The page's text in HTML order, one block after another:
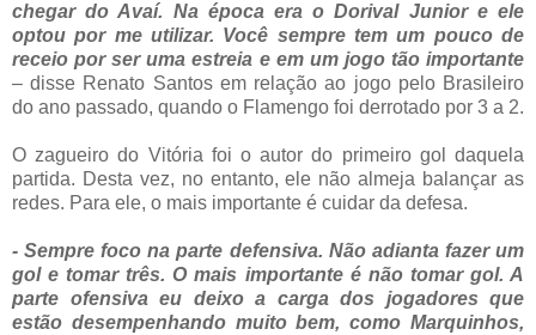
chegar do Avaí. Na época era o Dorival Junior e ele
optou por me utilizar. Você sempre tem um pouco de
receio por ser uma estreia e em um jogo tão importante
– disse Renato Santos em relação ao jogo pelo Brasileiro
do ano passado, quando o Flamengo foi derrotado por 3 a 2.
O zagueiro do Vitória foi o autor do primeiro gol daquela
partida. Desta vez, no entanto, ele não almeja balançar as
redes. Para ele, o mais importante é cuidar da defesa.
- Sempre foco na parte defensiva. Não adianta fazer um
gol e tomar três. O mais importante é não tomar gol. A
parte ofensiva eu deixo a carga dos jogadores que
estão desempenhando muito bem, como Marquinhos,